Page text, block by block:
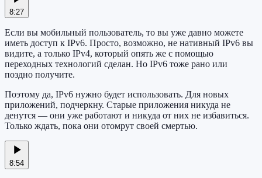
8:27
Если вы мобильный пользователь, то вы уже давно можете
иметь доступ к IPv6. Просто, возможно, не нативный IPv6 вы
видите, а только IPv4, который опять же с помощью
переходных технологий сделан. Но IPv6 тоже рано или
поздно получите.
Поэтому да, IPv6 нужно будет использовать. Для новых
приложений, подчеркну. Старые приложения никуда не
денутся — они уже работают и никуда от них не избавиться.
Только ждать, пока они отомрут своей смертью.
8:54